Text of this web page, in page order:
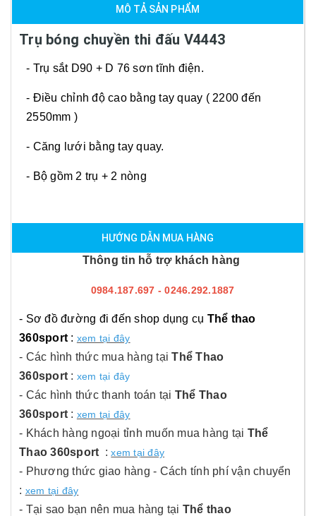
MÔ TẢ SẢN PHẨM
Trụ bóng chuyền thi đấu V4443
- Trụ sắt D90 + D 76 sơn tĩnh điện.
- Điều chỉnh độ cao bằng tay quay ( 2200 đến
2550mm )
- Căng lưới bằng tay quay.
- Bộ gồm 2 trụ + 2 nòng
HƯỚNG DẪN MUA HÀNG
Thông tin hỗ trợ khách hàng
0984.187.697 - 0246.292.1887
- Sơ đồ đường đi đến shop dụng cụ Thể thao
360sport : xem tại đây
- Các hình thức mua hàng tạiThể Thao
360sport : xem tại đây
- Các hình thức thanh toán tại Thể Thao
360sport : xem tại đây
- Khách hàng ngoại tỉnh muốn mua hàng tại Thể
Thao 360sport :xem tại đây
- Phương thức giao hàng - Cách tính phí vận chuyển
: xem tại đây
- Tại sao bạn nên mua hàng tại Thể thao